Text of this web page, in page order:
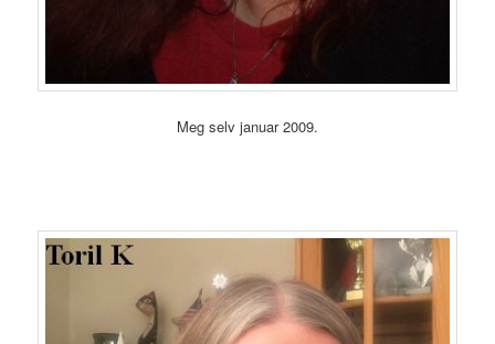
Meg selv januar 2009.